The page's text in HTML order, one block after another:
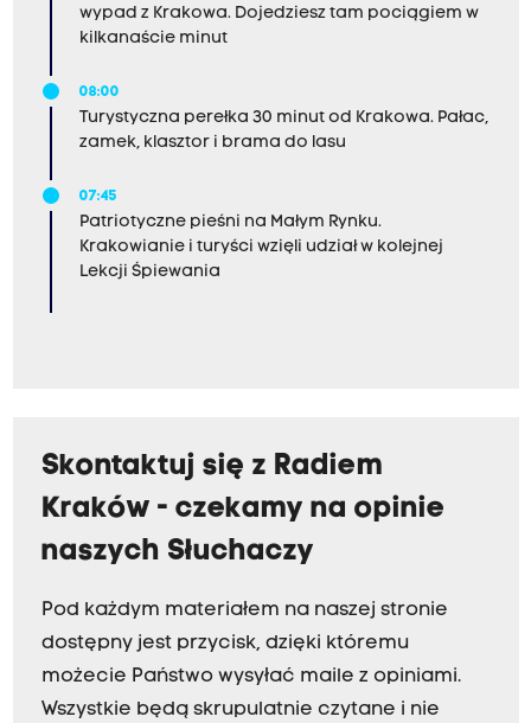
wypad z Krakowa. Dojedziesz tam pociągiem w
kilkanaście minut
08:00
Turystyczna perełka 30 minut od Krakowa. Pałac,
zamek, klasztor i brama do lasu
07:45
Patriotyczne pieśni na Małym Rynku.
Krakowianie i turyści wzięli udział w kolejnej
Lekcji Śpiewania
Skontaktuj się z Radiem
Kraków - czekamy na opinie
naszych Słuchaczy
Pod każdym materiałem na naszej stronie
dostępny jest przycisk, dzięki któremu
możecie Państwo wysyłać maile z opiniami.
Wszystkie będą skrupulatnie czytane i nie